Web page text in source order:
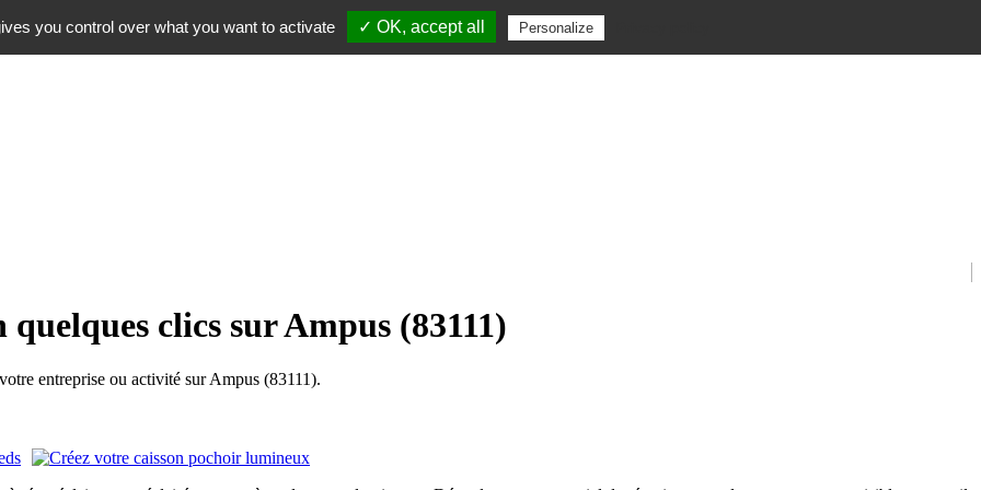
clics sur Ampus (83111)
entreprise ou activité sur Ampus (83111).
you control over what you want to activate ✓ OK, accept all Personalize